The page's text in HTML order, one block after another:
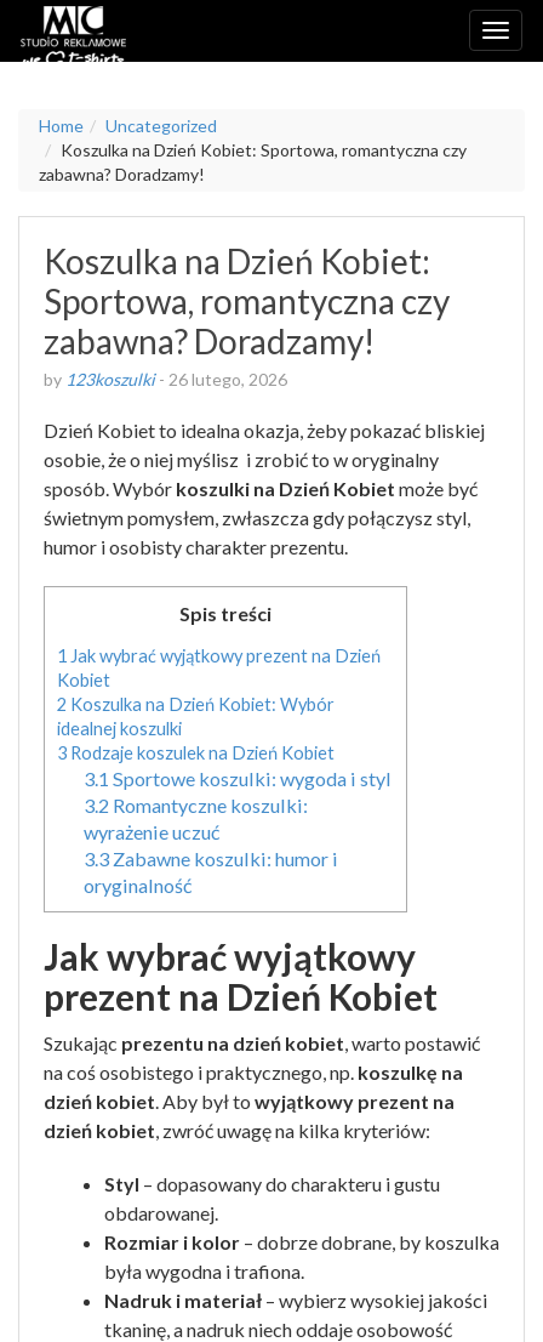
Home
Uncategorized
Koszulka na Dzień Kobiet: Sportowa, romantyczna czy
zabawna? Doradzamy!
Koszulka na Dzień Kobiet:
Sportowa, romantyczna czy
zabawna? Doradzamy!
by 123koszulki- 26 lutego, 2026
Dzień Kobiet to idealna okazja, żeby pokazać bliskiej
osobie, że o niej myślisz i zrobić to w oryginalny
sposób. Wybór koszulki na Dzień Kobiet może być
świetnym pomysłem, zwłaszcza gdy połączysz styl,
humor i osobisty charakter prezentu.
Spis treści
1 Jak wybrać wyjątkowy prezent na Dzień
Kobiet
2 Koszulka na Dzień Kobiet: Wybór
idealnej koszulki
3 Rodzaje koszulek na Dzień Kobiet
3.1 Sportowe koszulki: wygoda i styl
3.2 Romantyczne koszulki:
wyrażenie uczuć
3.3Zabawne koszulki: humor i
oryginalność
Jak wybrać wyjątkowy
prezent na Dzień Kobiet
Szukając prezentu na dzień kobiet, warto postawić
na coś osobistego i praktycznego, np. koszulkę na
dzień kobiet. Aby był to wyjątkowy prezent na
dzień kobiet, zwróć uwagę na kilka kryteriów:
Styl – dopasowany do charakteru i gustu
obdarowanej.
Rozmiar i kolor – dobrze dobrane, by koszulka
była wygodna i trafiona.
Nadruk i materiał – wybierz wysokiej jakości
tkaninę, a nadruk niech oddaje osobowość